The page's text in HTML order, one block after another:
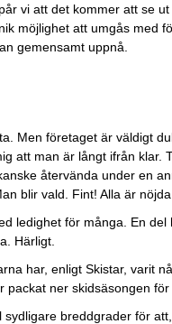
vi att det kommer att se
möjlighet att umgås med
gemensamt uppnå.
Men företaget är väldigt
att man är långt ifrån
återvända under en
blir vald. Fint! Alla är
ledighet för många. En
Härligt.
har, enligt Skistar, varit
ner skidsäsongen
sydligare breddgrader för